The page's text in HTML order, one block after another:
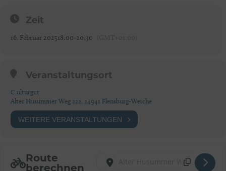
Zeit
16. Februar 202518:00-20:30
Veranstaltungsort
C.ulturgut
Alter Husummer Weg 222, 24941 Flensburg-Weiche
WEITERE VERANSTALTUNGEN
Route
berechnen
Address - Flensburg: Till Frömmel live! –
Destination Address - Flensburg: